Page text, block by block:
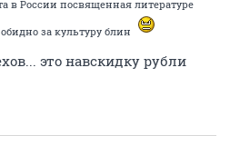
в России посвященная литературе
за культуру блин
это навскидку рубли